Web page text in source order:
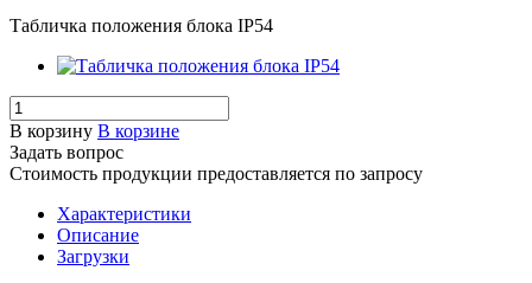
Табличка положения блока IP54
В корзину В корзине
Задать вопрос
Стоимость продукции предоставляется по запросу
Характеристики
Описание
Загрузки